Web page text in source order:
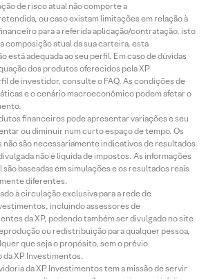
de risco atual não comporte a
ou caso existam limitações em relação à
para a referida aplicação/contratação, isto
composição atual da sua carteira, esta
está adequada ao seu perfil. Em caso de dúvidas
dos produtos oferecidos pela XP
de investidor, consulte o FAQ. As condições de
e o cenário macroeconômico podem afetar o
financeiros pode apresentar variações e seu
ou diminuir num curto espaço de tempo. Os
são necessariamente indicativos de resultados
não é líquida de impostos. As informações
baseadas em simulações e os resultados reais
diferentes.
à circulação exclusiva para a rede de
incluindo assessores de
da XP, podendo também ser divulgado no site
ou redistribuição para qualquer pessoa,
que seja o propósito, sem o prévio
XP Investimentos.
da XP Investimentos tem a missão de servir